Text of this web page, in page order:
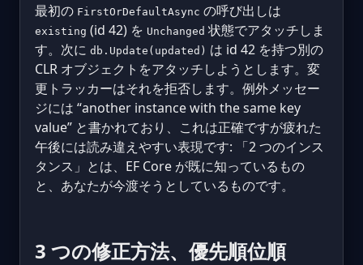
最初の FirstOrDefaultAsync の呼び出しは
existing (id 42) を Unchanged 状態でアタッチしま
す。次に db.Update(updated) は id 42 を持つ別の
CLR オブジェクトをアタッチしようとします。変
更トラッカーはそれを拒否します。例外メッセー
ジには “another instance with the same key
value” と書かれており、これは正確ですが疲れた
午後には読み違えやすい表現です: 「2 つのインス
タンス」とは、EF Core が既に知っているもの
と、あなたが今渡そうとしているものです。
3 つの修正方法、優先順位順